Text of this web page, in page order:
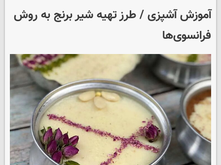
آموزش آشپزی / طرز تهیه شیر برنج به روش
فرانسوی‌ها